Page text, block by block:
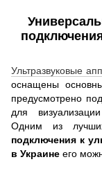
Ультразвуковые
оснащены
предусмотрено
для
Одним из
подключения к
в Украине его